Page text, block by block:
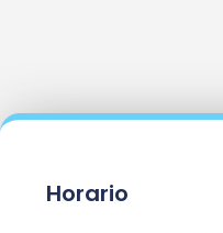
Horario